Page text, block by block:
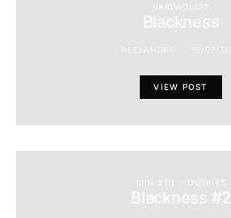
VARDAGLIGT
Blackness
VIEW POST
Blackness #2